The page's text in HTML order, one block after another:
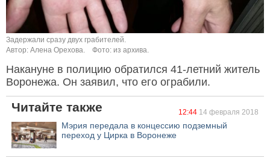
Задержали сразу двух грабителей.
Автор: Алена Орехова.
Фото: из архива.
Накануне в полицию обратился 41-летний житель
Воронежа. Он заявил, что его ограбили.
Читайте также 12:44 14 февраля 2018
Мэрия передала в концессию подземный
переход у Цирка в Воронеже